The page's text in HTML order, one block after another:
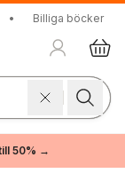
• Billiga böcker
50% →